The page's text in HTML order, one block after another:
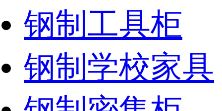
钢制工具柜
钢制学校家具